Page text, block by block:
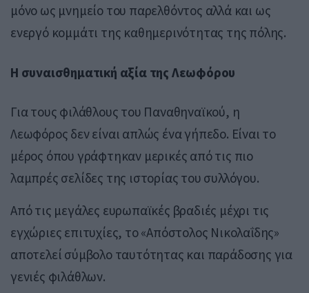
μόνο ως μνημείο του παρελθόντος αλλά και ως
ενεργό κομμάτι της καθημερινότητας της πόλης.
Η συναισθηματική αξία της Λεωφόρου
Για τους φιλάθλους του Παναθηναϊκού, η
Λεωφόρος δεν είναι απλώς ένα γήπεδο. Είναι το
μέρος όπου γράφτηκαν μερικές από τις πιο
λαμπρές σελίδες της ιστορίας του συλλόγου.
Από τις μεγάλες ευρωπαϊκές βραδιές μέχρι τις
εγχώριες επιτυχίες, το «Απόστολος Νικολαΐδης»
αποτελεί σύμβολο ταυτότητας και παράδοσης για
γενιές φιλάθλων.